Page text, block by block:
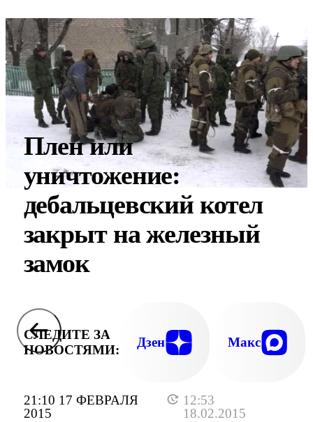
21:10 17 ФЕВРАЛЯ
2015
12:53
18.02.2015
Плен или
уничтожение:
дебальцевский котел
закрыт на железный
замок
СЛЕДИТЕ ЗА
НОВОСТЯМИ:
Дзен Макс